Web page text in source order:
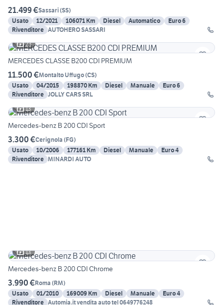
21.499 €Sassari(SS)
Usato
12/2021 106071 Km Diesel Automatico
Euro 6
Rivenditore AUTOHERO SASSARI
23
MERCEDES CLASSE B200 CDI PREMIUM
11.500 €Montalto Uffugo(CS)
Usato
04/2015 198870 Km Diesel Manuale
Euro 6
Rivenditore JOLLY CARS SRL
13
Mercedes-benz B 200 CDI Sport
3.300 €Cerignola (FG)
Usato
10/2006 177161 Km Diesel Manuale
Euro 4
Rivenditore MINARDI AUTO
13
Mercedes-benz B 200 CDI Chrome
3.990 €Roma (RM)
Usato
01/2010 169009 Km Diesel Manuale
Euro 4
Rivenditore Automia.it vendita auto tel 0649776248